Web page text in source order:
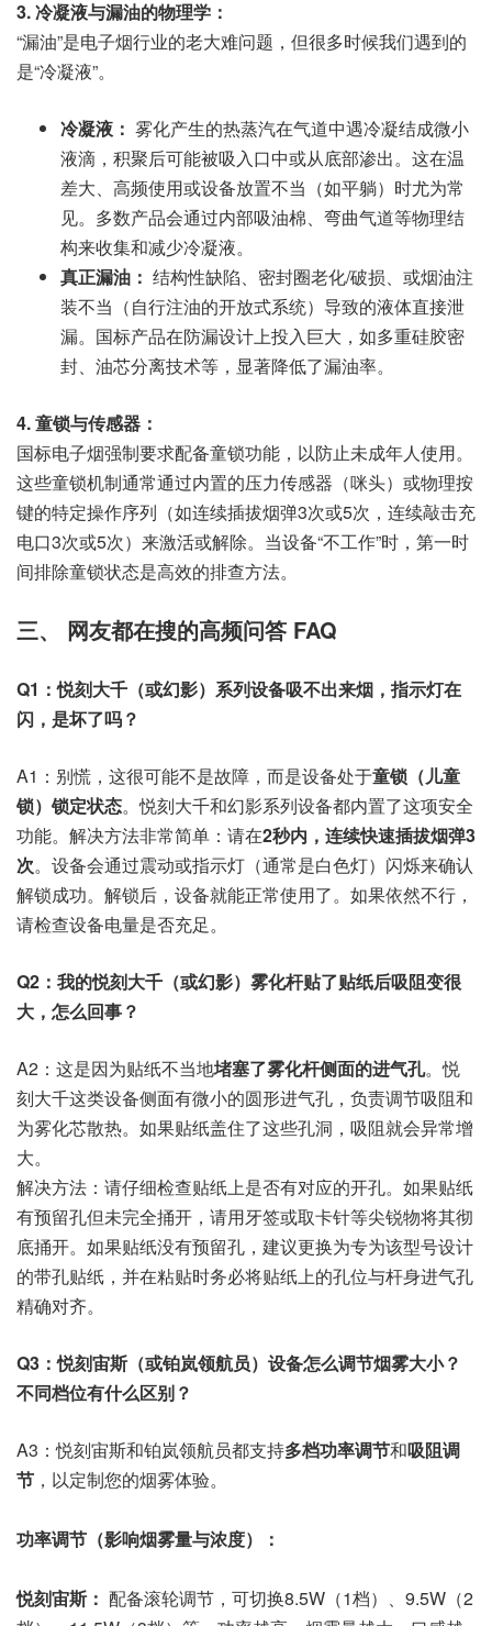
3. 冷凝液与漏油的物理学：
“漏油”是电子烟行业的老大难问题，但很多时候我们遇到的
是“冷凝液”。
冷凝液： 雾化产生的热蒸汽在气道中遇冷凝结成微小
液滴，积聚后可能被吸入口中或从底部渗出。这在温
差大、高频使用或设备放置不当（如平躺）时尤为常
见。多数产品会通过内部吸油棉、弯曲气道等物理结
构来收集和减少冷凝液。
真正漏油： 结构性缺陷、密封圈老化/破损、或烟油注
装不当（自行注油的开放式系统）导致的液体直接泄
漏。国标产品在防漏设计上投入巨大，如多重硅胶密
封、油芯分离技术等，显著降低了漏油率。
4. 童锁与传感器：
国标电子烟强制要求配备童锁功能，以防止未成年人使用。
这些童锁机制通常通过内置的压力传感器（咪头）或物理按
键的特定操作序列（如连续插拔烟弹3次或5次，连续敲击充
电口3次或5次）来激活或解除。当设备“不工作”时，第一时
间排除童锁状态是高效的排查方法。
三、 网友都在搜的高频问答 FAQ
Q1：悦刻大千（或幻影）系列设备吸不出来烟，指示灯在
闪，是坏了吗？
A1：别慌，这很可能不是故障，而是设备处于童锁（儿童
锁）锁定状态。悦刻大千和幻影系列设备都内置了这项安全
功能。解决方法非常简单：请在2秒内，连续快速插拔烟弹3
次。设备会通过震动或指示灯（通常是白色灯）闪烁来确认
解锁成功。解锁后，设备就能正常使用了。如果依然不行，
请检查设备电量是否充足。
Q2：我的悦刻大千（或幻影）雾化杆贴了贴纸后吸阻变很
大，怎么回事？
A2：这是因为贴纸不当地堵塞了雾化杆侧面的进气孔。悦
刻大千这类设备侧面有微小的圆形进气孔，负责调节吸阻和
为雾化芯散热。如果贴纸盖住了这些孔洞，吸阻就会异常增
大。
解决方法：请仔细检查贴纸上是否有对应的开孔。如果贴纸
有预留孔但未完全捅开，请用牙签或取卡针等尖锐物将其彻
底捅开。如果贴纸没有预留孔，建议更换为专为该型号设计
的带孔贴纸，并在粘贴时务必将贴纸上的孔位与杆身进气孔
精确对齐。
Q3：悦刻宙斯（或铂岚领航员）设备怎么调节烟雾大小？
不同档位有什么区别？
A3：悦刻宙斯和铂岚领航员都支持多档功率调节和吸阻调
节 ，以定制您的烟雾体验。
功率调节（影响烟雾量与浓度）：
悦刻宙斯： 配备滚轮调节，可切换8.5W（1档）、9.5W（2